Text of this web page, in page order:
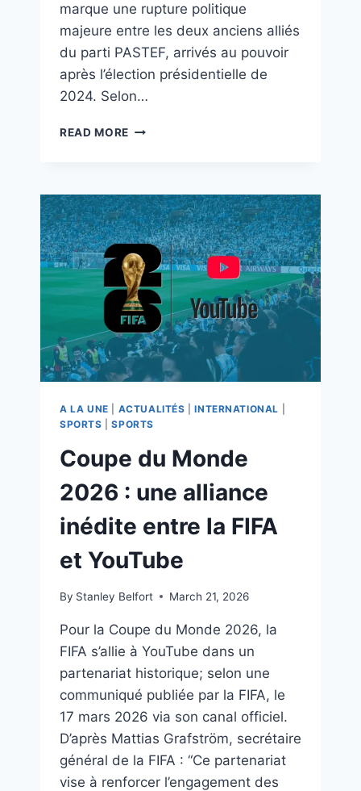
marque une rupture politique
majeure entre les deux anciens alliés
du parti PASTEF, arrivés au pouvoir
après l’élection présidentielle de
2024. Selon…
READ MORE
A LA UNE ACTUALITÉS |INTERNATIONAL
SPORTS |SPORTS
Coupe du Monde
2026 : une alliance
inédite entre la FIFA
et YouTube
By Stanley Belfort March 21, 2026
Pour la Coupe du Monde 2026, la
FIFA s’allie à YouTube dans un
partenariat historique; selon une
communiqué publiée par la FIFA, le
17 mars 2026 via son canal officiel.
D’après Mattias Grafström, secrétaire
général de la FIFA : “Ce partenariat
vise à renforcer l’engagement des